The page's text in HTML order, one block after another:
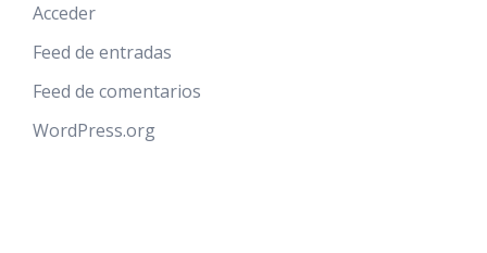
Acceder
Feed de entradas
Feed de comentarios
WordPress.org